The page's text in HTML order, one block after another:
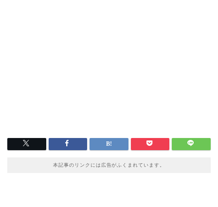
本記事のリンクには広告がふくまれています。